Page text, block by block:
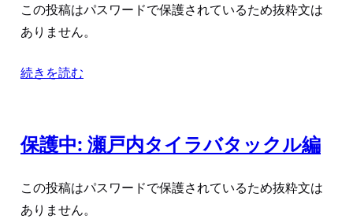
この投稿はパスワードで保護されているため抜粋文は
ありません。
続きを読む
保護中: 瀬戸内タイラバタックル編
この投稿はパスワードで保護されているため抜粋文は
ありません。